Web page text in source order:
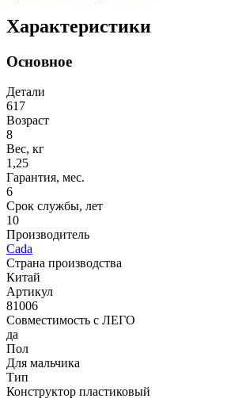
Характеристики
Основное
Детали
617
Возраст
8
Вес, кг
1,25
Гарантия, мес.
6
Срок службы, лет
10
Производитель
Cada
Страна производства
Китай
Артикул
81006
Совместимость с ЛЕГО
да
Пол
Для мальчика
Тип
Конструктор пластиковый